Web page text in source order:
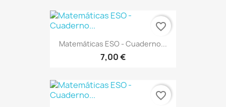
Matemáticas ESO - Cuaderno...
7,00 €
favorite_border
favorite_border